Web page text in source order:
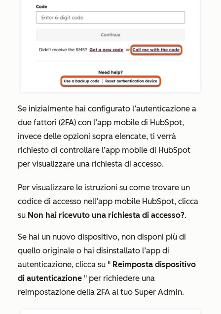
Se inizialmente hai configurato l’autenticazione a
due fattori (2FA) con l’app mobile di HubSpot,
invece delle opzioni sopra elencate, ti verrà
richiesto di controllare l’app mobile di HubSpot
per visualizzare una richiesta di accesso.
Per visualizzare le istruzioni su come trovare un
codice di accesso nell’app mobile HubSpot, clicca
su Non hai ricevuto una richiesta di accesso?.
Se hai un nuovo dispositivo, non disponi più di
quello originale o hai disinstallato l’app di
autenticazione, clicca su " Reimposta dispositivo
di autenticazione " per richiedere una
reimpostazione della 2FA al tuo Super Admin.